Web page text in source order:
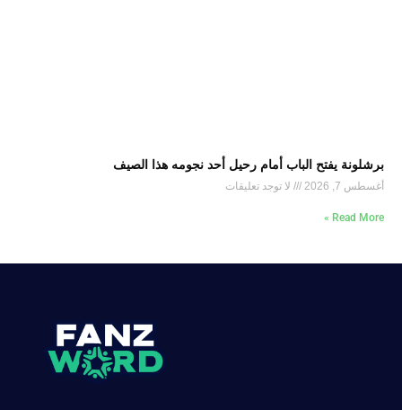
برشلونة يفتح الباب أمام رحيل أحد نجومه هذا الصيف
أغسطس 7, 2026 لا توجد تعليقات
Read More »